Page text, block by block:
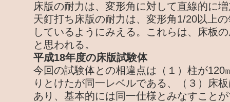
床版の耐力は、変形角に対して直線的に
天釘打ち床版の耐力は、変形角1/20以上
しているようにみえる。これらは、床板
と思われる。
平成18年度の床版試験体
今回の試験体との相違点は（１）柱が120
りとけたが同一レベルである、（３）床
あり、基本的には同一仕様とみなすこと